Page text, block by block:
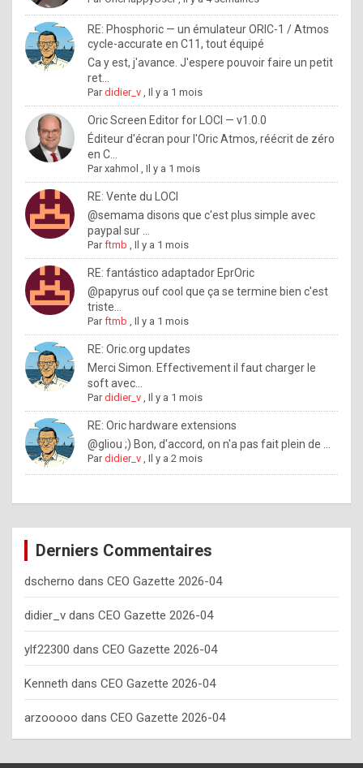
.
I
f
y
o
u
w
a
n
t
o
n
o
w
h
o
w
o
e
y
o
u
s
h
o
RE: Phosphoric — un émulateur ORIC-1 / Atmos
cycle-accurate en C11, tout équipé
Ca y est, j'avance. J'espere pouvoir faire un petit
ret...
Pardidier_v ,Il y a 1 mois
Oric Screen Editor for LOCI — v1.0.0
Éditeur d'écran pour l'Oric Atmos, réécrit de zéro
en C...
Parxahmol ,Il y a 1 mois
RE: Vente du LOCI
@semama disons que c'est plus simple avec
paypal sur ...
Parftmb ,Il y a 1 mois
RE: fantástico adaptador EprOric
@papyrus ouf cool que ça se termine bien c'est
triste...
Parftmb ,Il y a 1 mois
RE: Oric.org updates
Merci Simon. Effectivement il faut charger le
soft avec...
Pardidier_v ,Il y a 1 mois
RE: Oric hardware extensions
@gliou ;) Bon, d'accord, on n'a pas fait plein de ...
Pardidier_v ,Il y a 2 mois
Derniers Commentaires
dscherno dans CEO Gazette 2026-04
didier_v dans CEO Gazette 2026-04
ylf22300 dans CEO Gazette 2026-04
Kenneth dans CEO Gazette 2026-04
arzooooo dans CEO Gazette 2026-04